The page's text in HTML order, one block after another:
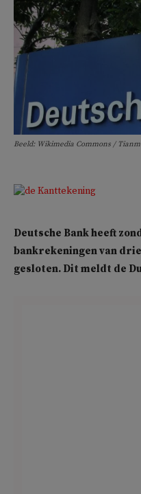
Beeld: Wikimedia Commons /
Deutsche Bank heeft
bankrekeningen van
gesloten. Dit meldt de